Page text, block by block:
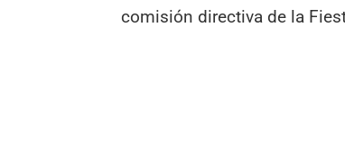
comisión directiva de la